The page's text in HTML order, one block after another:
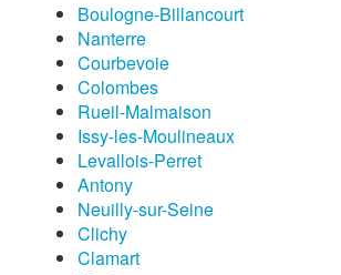
Boulogne-Billancourt
Nanterre
Courbevoie
Colombes
Rueil-Malmaison
Issy-les-Moulineaux
Levallois-Perret
Antony
Neuilly-sur-Seine
Clichy
Clamart